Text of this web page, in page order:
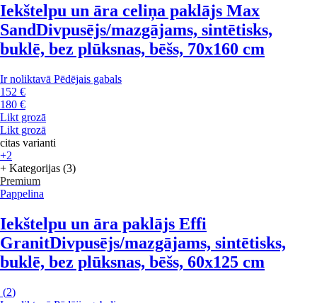
Iekštelpu un āra celiņa paklājs Max
SandDivpusējs/mazgājams, sintētisks,
buklē, bez plūksnas, bēšs, 70x160 cm
Ir noliktavā Pēdējais gabals
152 €
180 €
Likt grozā
Likt grozā
citas varianti
+2
+ Kategorijas (3)
Premium
Pappelina
Iekštelpu un āra paklājs Effi
GranitDivpusējs/mazgājams, sintētisks,
buklē, bez plūksnas, bēšs, 60x125 cm
(2)